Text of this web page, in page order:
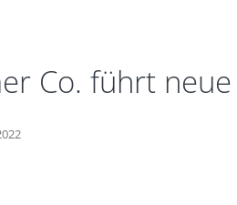
Co. führt